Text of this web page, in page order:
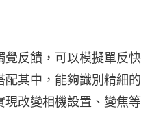
覺反饋，可以模擬單反快
配其中，能夠識別精細的
現改變相機設置、變焦等